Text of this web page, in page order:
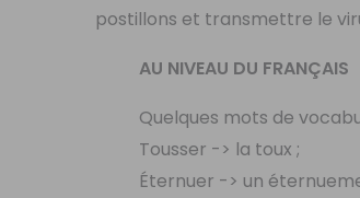
postillons et transmettre le
AU NIVEAU DU FRANÇAIS
Quelques mots de
Tousser -> la toux ;
Éternuer -> un